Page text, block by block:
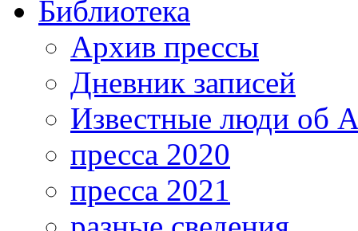
Библиотека
Архив прессы
Дневник записей
Известные люди об
пресса 2020
пресса 2021